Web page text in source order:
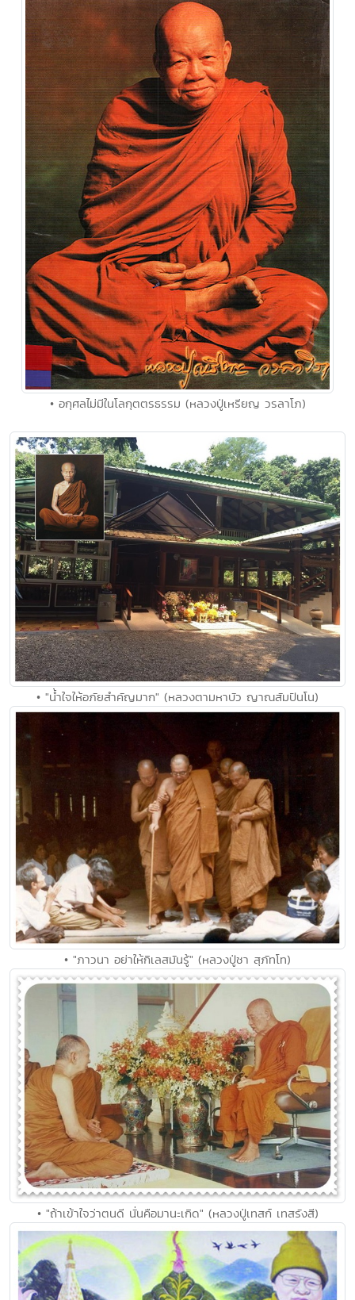
• อกุศลไม่มีในโลกุตตรธรรม (หลวงปู่เหรียญ วรลาโภ)
• "น้ำใจให้อภัยสำคัญมาก" (หลวงตามหาบัว ญาณสัมปันโน)
• "ภาวนา อย่าให้กิเลสมันรู้" (หลวงปู่ชา สุภัทโท)
• "ถ้าเข้าใจว่าตนดี นั่นคือมานะเกิด" (หลวงปู่เทสก์ เทสรังสี)